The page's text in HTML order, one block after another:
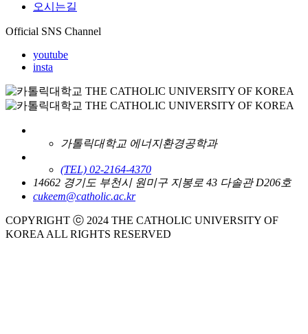
오시는길
Official SNS Channel
youtube
insta
가톨릭대학교 에너지환경공학과
(TEL) 02-2164-4370
14662 경기도 부천시 원미구 지봉로 43 다솔관 D206호
cukeem@catholic.ac.kr
COPYRIGHT ⓒ 2024 THE CATHOLIC UNIVERSITY OF
KOREA ALL RIGHTS RESERVED